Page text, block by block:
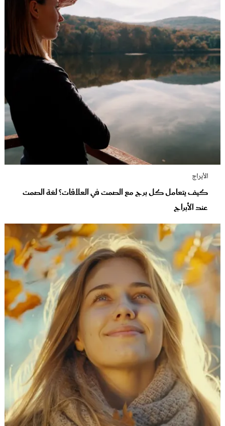
الأبراج
كيف يتعامل كل برج مع الصمت في العلاقات؟ لغة الصمت
عند الأبراج